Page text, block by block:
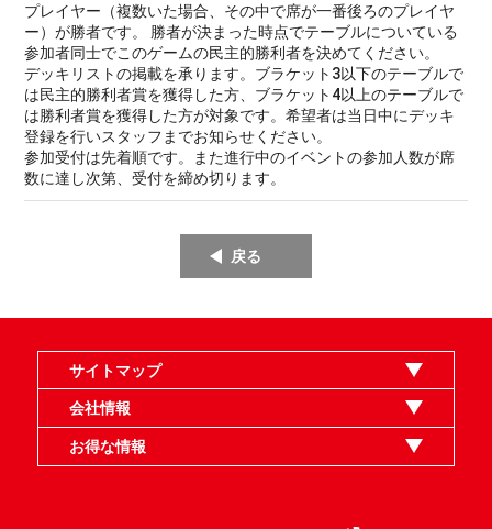
プレイヤー（複数いた場合、その中で席が一番後ろのプレイヤ
ー）が勝者です。 勝者が決まった時点でテーブルについている
参加者同士でこのゲームの民主的勝利者を決めてください。
デッキリストの掲載を承ります。ブラケット3以下のテーブルで
は民主的勝利者賞を獲得した方、ブラケット4以上のテーブルで
は勝利者賞を獲得した方が対象です。希望者は当日中にデッキ
登録を行いスタッフまでお知らせください。
参加受付は先着順です。また進行中のイベントの参加人数が席
数に達し次第、受付を締め切ります。
戻る
サイトマップ
オンラインショップ
買取
記事
選手一覧
デッキ検索
デッキ構築
イベント・大会
店舗のご案内
お問い合わせ
ヘルプ
FAQ
会社情報
利用規約
スタッフ募集
特定商取引法表示
個人情報保護指針
企業情報
お得な情報